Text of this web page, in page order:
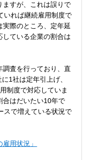
ますが、これは誤りで
いれば継続雇用制度で
実際のところ、定年延
ている企業の割合は
調査を行っており、直
1社は定年引上げ、
制度で対応していま
合はだいたい10年で
スで増えている状況で
用状況」